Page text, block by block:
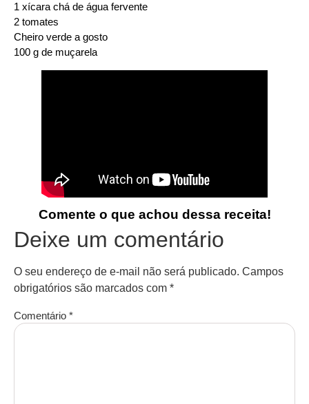
1 xícara chá de água fervente
2 tomates
Cheiro verde a gosto
100 g de muçarela
Comente o que achou dessa receita!
Deixe um comentário
O seu endereço de e-mail não será publicado. Campos
obrigatórios são marcados com *
Comentário *